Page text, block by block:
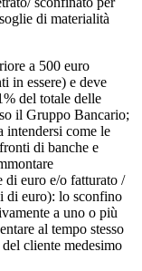
di materialità
a 500 euro
in essere) e deve
del totale delle
il Gruppo Bancario;
intendersi come le
di banche e
di euro e/o fatturato /
di euro): lo sconfino
a uno o più
al tempo stesso
cliente medesimo